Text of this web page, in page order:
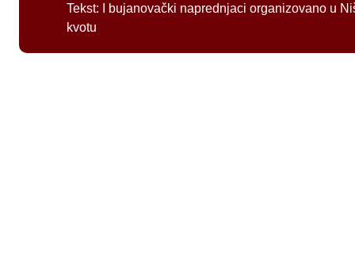
Tekst:
I bujanovački naprednjaci organizovano u
kvotu